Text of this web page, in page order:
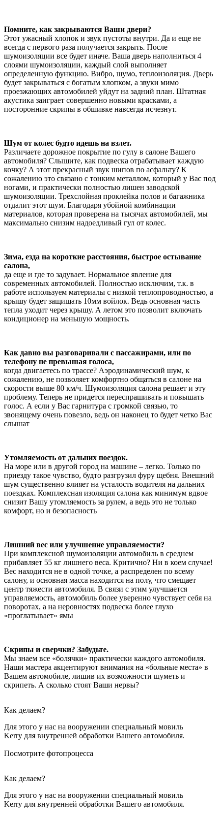
Помните, как закрываются Ваши двери?
Этот ужасный хлопок и звук пустоты внутри. Да и еще не
всегда с первого раза получается закрыть. После
шумоизоляции все будет иначе. Ваша дверь наполниться 4
слоями шумоизоляции, каждый слой выполняет
определенную функцию. Вибро, шумо, теплоизоляция. Дверь
будет закрываться с богатым хлопком, а звуки мимо
проезжающих автомобилей уйдут на задний план. Штатная
акустика заиграет совершенно новыми красками, а
посторонние скрипы в обшивке навсегда исчезнут.
Шум от колес будто идешь на взлет.
Различаете дорожное покрытие по гулу в салоне Вашего
автомобиля? Слышите, как подвеска отрабатывает каждую
кочку? А этот прекрасный звук шипов по асфальту? К
сожалению это связано с тонким металлом, который у Вас под
ногами, и практически полностью лишен заводской
шумоизоляции. Трехслойная проклейка полов и багажника
отдалит этот шум. Благодаря убойной комбинации
материалов, которая проверена на тысячах автомобилей, мы
максимально снизим надоедливый гул от колес.
Зима, езда на короткие расстояния, быстрое остывание
салона,
да еще и где то задувает. Нормальное явление для
современных автомобилей. Полностью исключим, т.к. в
работе используем материалы с низкой теплопроводностью, а
крышу будет защищать 10мм войлок. Ведь основная часть
тепла уходит через крышу. А летом это позволит включать
кондиционер на меньшую мощность.
Как давно вы разговаривали с пассажирами, или по
телефону не превышая голоса,
когда двигаетесь по трассе? Аэродинамический шум, к
сожалению, не позволяет комфортно общаться в салоне на
скорости выше 80 км/ч. Шумоизоляция салона решает и эту
проблему. Теперь не придется переспрашивать и повышать
голос. А если у Вас гарнитура с громкой связью, то
звонящему очень повезло, ведь он наконец то будет четко Вас
слышат
Утомляемость от дальних поездок.
На море или в другой город на машине – легко. Только по
приезду такое чувство, будто разгрузил фуру щебня. Внешний
шум существенно влияет на усталость водителя на дальних
поездках. Комплексная изоляция салона как минимум вдвое
снизит Вашу утомляемость за рулем, а ведь это не только
комфорт, но и безопасность
Лишний вес или улучшение управляемости?
При комплексной шумоизоляции автомобиль в среднем
прибавляет 55 кг лишнего веса. Критично? Ни в коем случае!
Вес находится не в одной точке, а распределен по всему
салону, и основная масса находится на полу, что смещает
центр тяжести автомобиля. В связи с этим улучшается
управляемость, автомобиль более уверенно чувствует себя на
поворотах, а на неровностях подвеска более глухо
«проглатывает» ямы
Скрипы и сверчки? Забудьте.
Мы знаем все «болячки» практически каждого автомобиля.
Наши мастера акцентируют внимания на «больные места» в
Вашем автомобиле, лишив их возможности шуметь и
скрипеть. А сколько стоят Ваши нервы?
Как делаем?
Для этого у нас на вооружении специальный мовиль
Kerry для внутренней обработки Вашего автомобиля.
Посмотрите фотопроцесса
Как делаем?
Для этого у нас на вооружении специальный мовиль
Kerry для внутренней обработки Вашего автомобиля.